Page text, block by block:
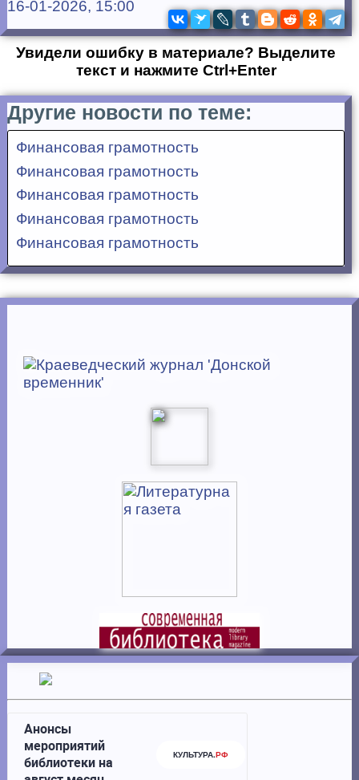
16-01-2026, 15:00
Увидели ошибку в материале? Выделите
текст и нажмите Ctrl+Enter
Другие новости по теме:
Финансовая грамотность
Финансовая грамотность
Финансовая грамотность
Финансовая грамотность
Финансовая грамотность